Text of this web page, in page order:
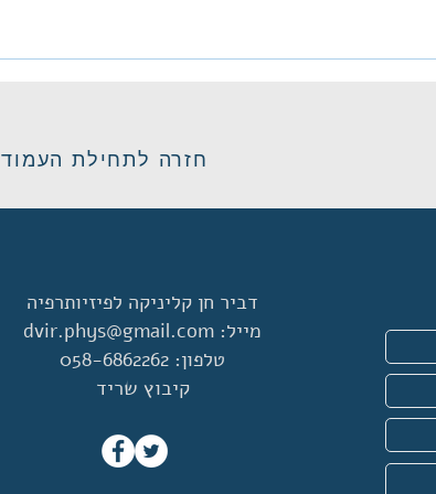
חזרה לתחילת העמוד
דביר חן קליניקה לפיזיותרפיה
מייל: dvir.phys@gmail.com
טלפון: 058-6862262
קיבוץ שריד